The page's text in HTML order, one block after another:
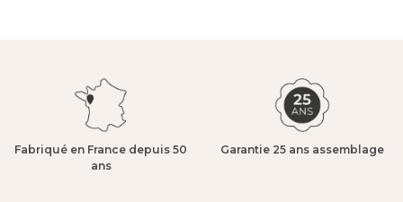
Fabriqué en France depuis 50
ans​
Garantie 25 ans assemblage​